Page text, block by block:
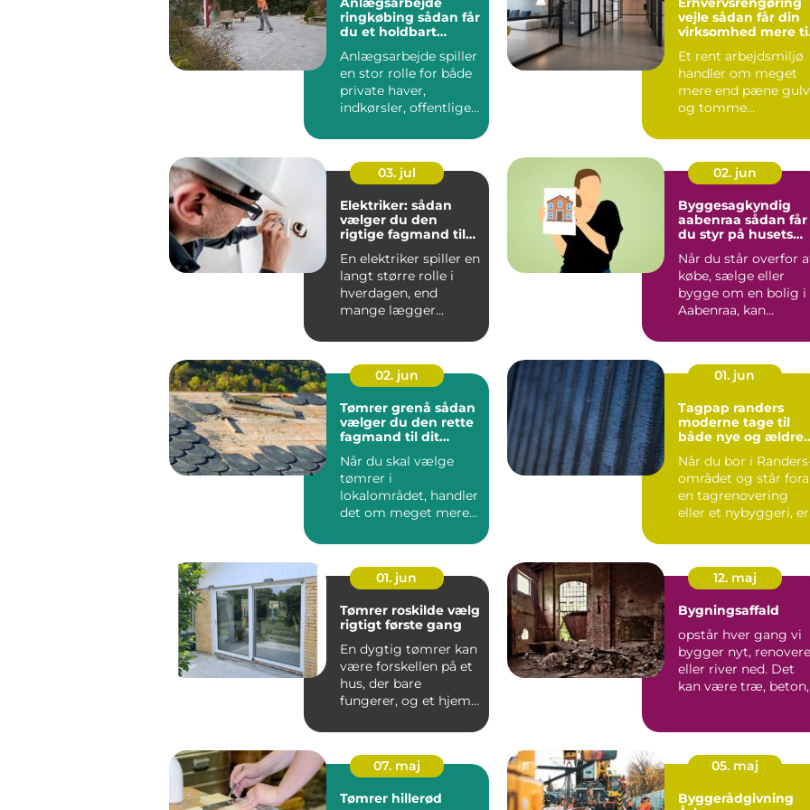
ringkøbing sådan får
du et holdbart
Anlægsarbejde spiller
en stor rolle for både
private haver,
indkørsler, offentlige
vejle sådan får din
virksomhed mere
arbejdsmiljø
Et rent arbejdsmiljø
handler om meget
mere end pæne
og tomme
mange virksomh...
03. jul
Elektriker: sådan
vælger du den
rigtige fagmand til
En elektriker spiller en
langt større rolle i
hverdagen, end
mange lægger
02. jun
Byggesagkyndig
aabenraa sådan får
du styr på husets
Når du står overfor
købe, sælge eller
bygge om en bolig i
Aabenraa, kan
stan...
02. jun
Tømrer grenå sådan
vælger du den rette
fagmand til dit
Når du skal vælge
tømrer i
lokalområdet, handler
det om meget mere
laveste pris. En...
01. jun
Tagpap randers
moderne tage til
både nye og ældre
Når du bor i
området og står
en tagrenovering
eller et nybyggeri, er
01. jun
Tømrer roskilde vælg
rigtigt første gang
En dygtig tømrer kan
være forskellen på et
hus, der bare
fungerer, og et hjem,
...
12. maj
Bygningsaffald
opstår hver gang vi
bygger nyt,
eller river ned. Det
kan være træ, beton,
07. maj
Tømrer hillerød
05. maj
Byggerådgivning